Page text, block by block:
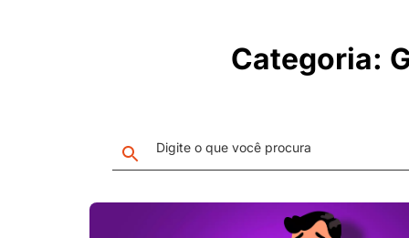
Categoria: